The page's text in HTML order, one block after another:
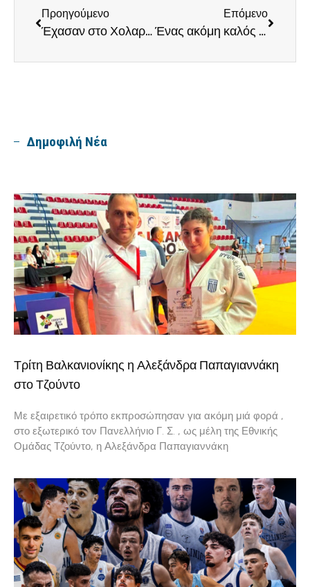
Προηγούμενο
Έχασαν στο Χολαργό οι άνδρες στο μπάσκετ, στο 2-2 η σειρά
Επόμενο
Ένας ακόμη καλός αγώνας για τον Δημήτρη Αντωνάτο στις Η.Π.Α.
Δημοφιλή Νέα
Τρίτη Βαλκανιονίκης η Αλεξάνδρα Παπαγιαννάκη
στο Τζούντο
Με εξαιρετικό τρόπο εκπροσώπησαν για ακόμη μιά φορά ,
στο εξωτερικό τον Πανελλήνιο Γ. Σ. , ως μέλη της Εθνικής
Ομάδας Τζούντο, η Αλεξάνδρα Παπαγιαννάκη